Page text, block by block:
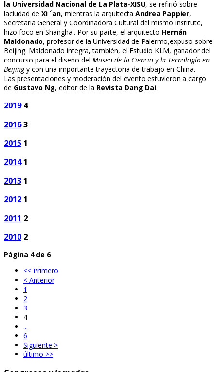
la Universidad Nacional de La Plata-XISU, se refirió sobre
laciudad de Xi ´an, mientras la arquitecta Andrea Pappier,
Secretaria General y Coordinadora Cultural del mismo instituto,
hizo foco en Shanghai. Por su parte, el arquitecto Hernán
Maldonado, profesor de la Universidad de Palermo,expuso sobre
Beijing. Maldonado integra, también, el Estudio KLM, ganador del
concurso para el diseño del Museo de la Ciencia y la Tecnología en
Beijingy con una importante trayectoria de trabajo en China.
Las presentaciones y moderación del evento estuvieron a cargo
de Gustavo Ng, editor de la Revista Dang Dai.
2019 4
20163
20151
20141
20131
20121
2011 2
2010 2
Página 4 de 6
<< Primero
< Anterior
1
2
3
4
...
6
Siguiente >
último >>